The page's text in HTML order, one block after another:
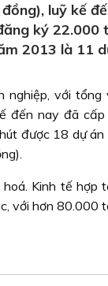
luỹ kế
ký 22.000
2013 là 11
nghiệp, với
đến nay đã
được 18 dự
Kinh tế hợp
với hơn 80.000